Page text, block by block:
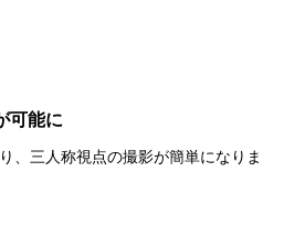
可能に
、三人称視点の撮影が簡単になりま